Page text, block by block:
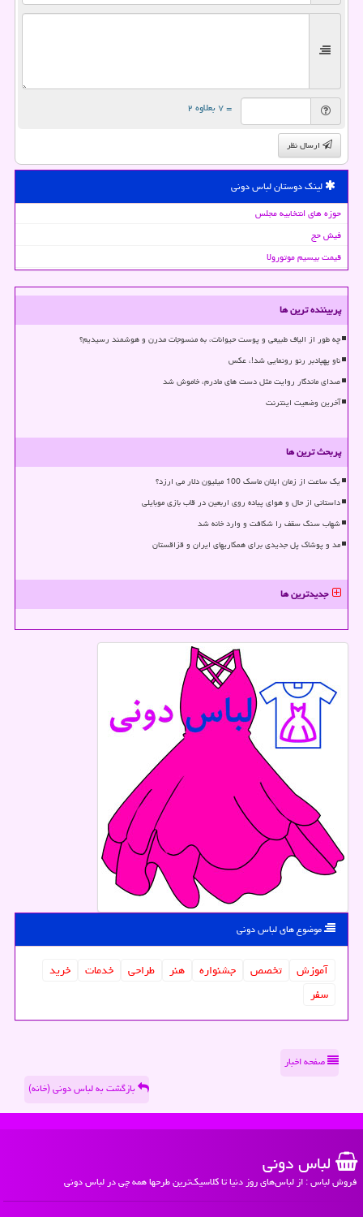
= ۷ بعلاوه ۲
ارسال نظر
لینک دوستان لباس دونی
حوزه های انتخابیه مجلس
فیش حج
قیمت بیسیم موتورولا
پربیننده ترین ها
چه طور از الیاف طبیعی و پوست حیوانات، به منسوجات مدرن و هوشمند رسیدیم؟
ناو پهپادبر رنو رونمایی شد!، عکس
صدای ماندگار روایت مثل دست های مادرم، خاموش شد
آخرین وضعیت اینترنت
پربحث ترین ها
یک ساعت از زمان ایلان ماسک 100 میلیون دلار می ارزد؟
داستانی از حال و هوای پیاده روی اربعین در قاب بازی موبایلی
شهاب سنگ سقف را شکافت و وارد خانه شد
مد و پوشاک پل جدیدی برای همکاریهای ایران و قزاقستان
جدیدترین ها
موضوع های لباس دونی
آموزش تخصص جشنواره هنر طراحی خدمات
خرید
سفر
صفحه اخبار
بازگشت به لباس دونی (خانه)
لباس دونی
فروش لباس : از لباس‌های روز دنیا تا کلاسیک‌ترین طرحها همه چی در لباس دونی